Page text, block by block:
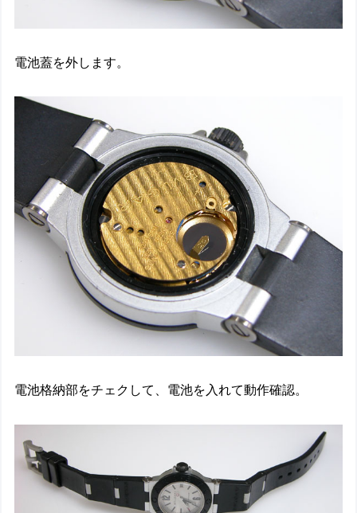
電池蓋を外します。
電池格納部をチェクして、電池を入れて動作確認。